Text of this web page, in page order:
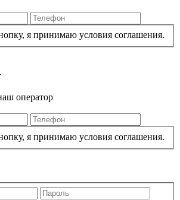
я принимаю условия соглашения.
оператор
я принимаю условия соглашения.